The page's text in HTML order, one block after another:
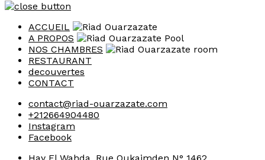
ACCUEIL
A PROPOS
NOS CHAMBRES
RESTAURANT
decouvertes
CONTACT
contact@riad-ouarzazate.com
+212664904480
Instagram
Facebook